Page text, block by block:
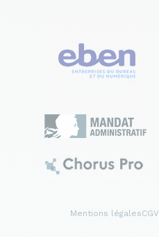
Mentions légalesCGV